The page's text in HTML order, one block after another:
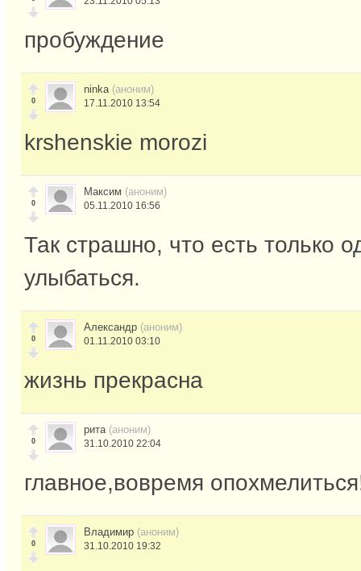
пробуждение
0
ninka (аноним)
17.11.2010 13:54
krshenskie morozi
0
Максим (аноним)
05.11.2010 16:56
Так страшно, что есть только
улыбаться.
0
Александр (аноним)
01.11.2010 03:10
жизнь прекрасна
0
рита (аноним)
31.10.2010 22:04
главное,вовремя
0
Владимир (аноним)
31.10.2010 19:32